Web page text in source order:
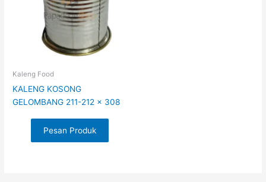
Kaleng Food
KALENG KOSONG
GELOMBANG 211-212 x 308
Pesan Produk